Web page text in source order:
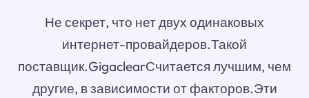
Не секрет, что нет двух одинаковых
интернет-провайдеров.Такой
поставщик.GigaclearСчитается лучшим, чем
другие, в зависимости от факторов.Эти